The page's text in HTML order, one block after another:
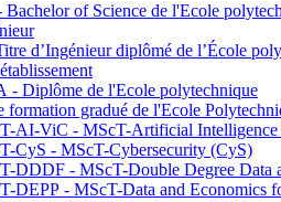
of Science de l'Ecole
d’Ingénieur diplômé de l’École
- Diplôme de l'Ecole polytechnique
formation gradué de l'Ecole
AI-ViC - MScT-Artificial Intelligence
CyS - MScT-Cybersecurity (CyS)
DDDF - MScT-Double Degree Data
DEPP - MScT-Data and Economics